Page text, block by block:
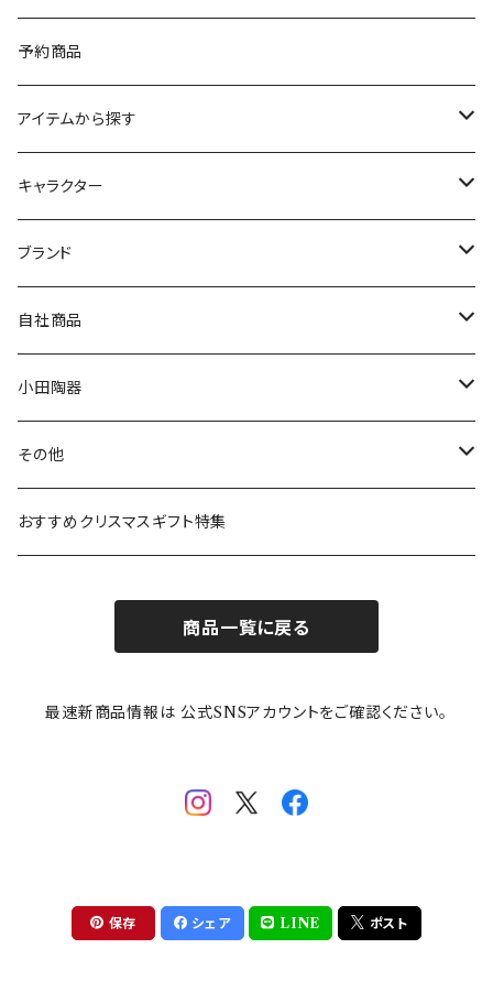
予約商品
アイテムから探す
九谷焼
マグ＆カップ
プレート
ボウル
ガラスウェア
カトラリー
キャラクター
ムーミン
80th記念アイテム
リトルミイの日記念アイテム
MOOMIN ANIMATION
スヌーピー
ピーターラビット
ポケットモンスター
mofusand（モフサンド）
mofsand×日比谷花壇
ちびまる子ちゃんandクレヨンしんちゃん
ブランド
LA AMYS(エミーズ)
LISA LARSON(リサラーソン)
LAURA ASHLEY(ローラ アシュレイ)
Finlayson(フィンレイソン)
HANAE MORI(ハナエモリ)
THE BEATLES(ザ・ビートルズ)
【山加商店×yaeko】migratory bird
自社商品
ねこ企画
Cecera(セセラ)
CELEC(セレック)
隅切り重箱
HAPPY DINING(ハッピーダイニング)
小田陶器
さざなみ
吉祥
メイメイウェア
SoSo(ソソ）
その他
リサイクル食器
おすすめクリスマスギフト特集
商品一覧に戻る
最速新商品情報は 公式SNSアカウントをご確認ください。
保存 シェア LINE ポスト